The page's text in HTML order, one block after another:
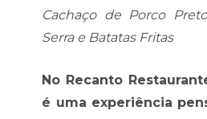
Cachaço de Porco
Serra e Batatas Fritas
No Recanto
é uma experiência